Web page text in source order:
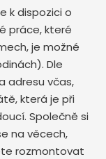
k dispozici o
práce, které
je možné
Dle
adresu včas,
která je při
Společně si
na věcech,
rozmontovat